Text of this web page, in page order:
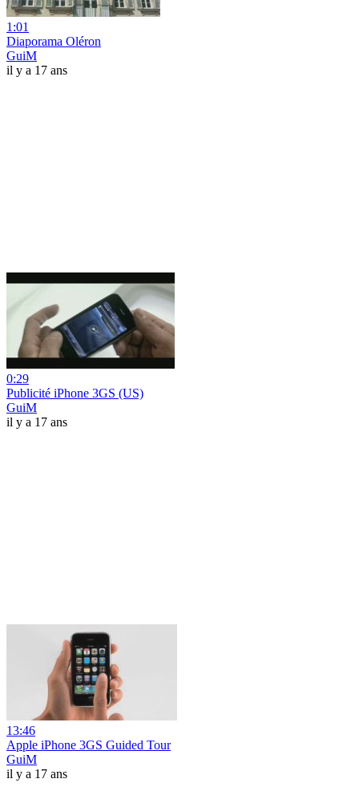
1:01
Diaporama Oléron
GuiM
il y a 17 ans
0:29
Publicité iPhone 3GS (US)
GuiM
il y a 17 ans
13:46
Apple iPhone 3GS Guided Tour
GuiM
il y a 17 ans